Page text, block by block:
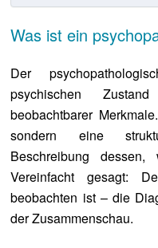
Was ist ein
Der
psychischen
beobachtbarer
sondern eine
Beschreibung
Vereinfacht gesagt:
beobachten ist – die
der Zusammenschau.